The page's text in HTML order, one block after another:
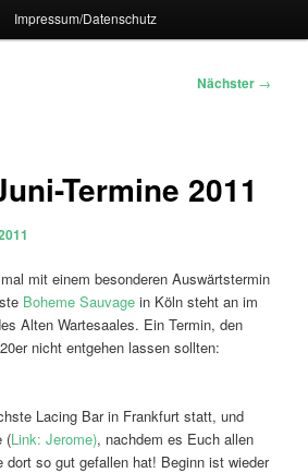
Impressum/Datenschutz
Nächster →
Termine 2011
mit einem besonderen Auswärtstermin
Boheme Sauvage in Köln steht an im
Alten Wartesaales. Ein Termin, den
nicht entgehen lassen sollten:
Lacing Bar in Frankfurt statt, und
(Link: Jerome), nachdem es Euch allen
dort so gut gefallen hat! Beginn ist wieder